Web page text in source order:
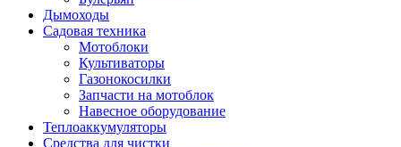
Дымоходы
Садовая техника
Мотоблоки
Культиваторы
Газонокосилки
Запчасти на мотоблок
Навесное оборудование
Теплоаккумуляторы
Средства для чистки